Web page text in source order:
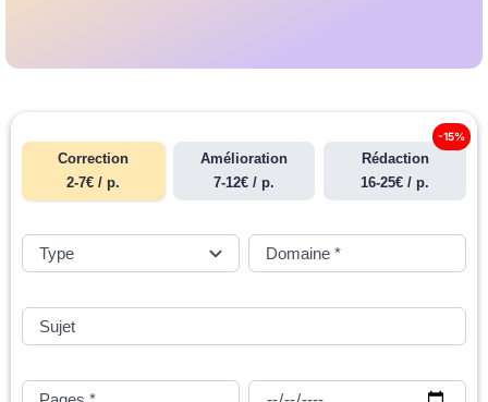
Correction
2-7€ / p.
Amélioration
7-12€ / p.
Rédaction
16-25€ / p.
-15%